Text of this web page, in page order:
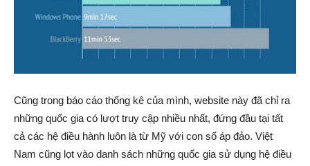
Cũng trong báo cáo thống kê của mình, website này đã chỉ ra
những quốc gia có lượt truy cập nhiều nhất, đứng đầu tại tất
cả các hệ điều hành luôn là từ Mỹ với con số áp đảo. Việt
Nam cũng lọt vào danh sách những quốc gia sử dụng hệ điều